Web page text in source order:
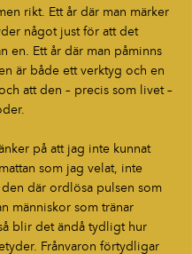
rikt. Ett år där man märker
något just för att det
en. Ett år där man påminns
är både ett verktyg och en
att den – precis som livet –
på att jag inte kunnat
som jag velat, inte
den där ordlösa pulsen som
människor som tränar
blir det ändå tydligt hur
Frånvaron förtydligar